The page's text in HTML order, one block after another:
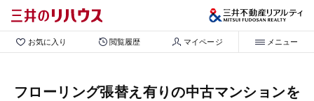
お気に入り 閲覧履歴 マイページ メニュー
フローリング張替え有りの中古マンションを